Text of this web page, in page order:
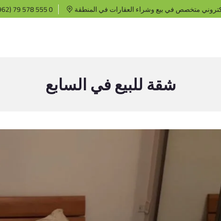
79 578 555 0 متخصص في بيع وشراء العقارات في المنطقة
شقة للبيع في السابع